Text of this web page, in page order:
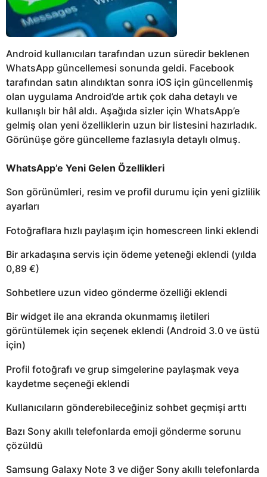
Android kullanıcıları tarafından uzun süredir beklenen
WhatsApp güncellemesi sonunda geldi. Facebook
tarafından satın alındıktan sonra iOS için güncellenmiş
olan uygulama Android’de artık çok daha detaylı ve
kullanışlı bir hâl aldı. Aşağıda sizler için WhatsApp’e
gelmiş olan yeni özelliklerin uzun bir listesini hazırladık.
Görünüşe göre güncelleme fazlasıyla detaylı olmuş.
WhatsApp’e Yeni Gelen Özellikleri
Son görünümleri, resim ve profil durumu için yeni gizlilik
ayarları
Fotoğraflara hızlı paylaşım için homescreen linki eklendi
Bir arkadaşına servis için ödeme yeteneği eklendi (yılda
0,89 €)
Sohbetlere uzun video gönderme özelliği eklendi
Bir widget ile ana ekranda okunmamış iletileri
görüntülemek için seçenek eklendi (Android 3.0 ve üstü
için)
Profil fotoğrafı ve grup simgelerine paylaşmak veya
kaydetme seçeneği eklendi
Kullanıcıların gönderebileceğiniz sohbet geçmişi arttı
Bazı Sony akıllı telefonlarda emoji gönderme sorunu
çözüldü
Samsung Galaxy Note 3 ve diğer Sony akıllı telefonlarda